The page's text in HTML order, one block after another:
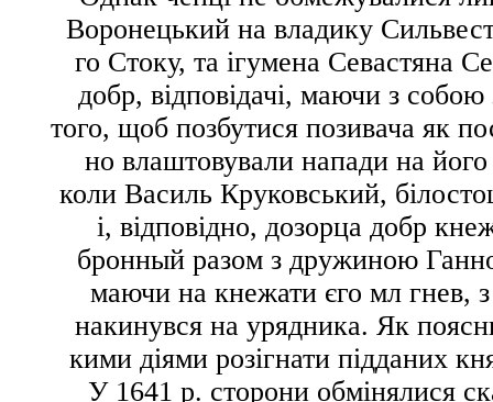
Воронецький на владику
го Стоку, та ігумена Севастяна
добр, відповідачі, маючи з собою
того, щоб позбутися позивача як
но влаштовували напади на
коли Василь Круковський,
і, відповідно, дозорца добр
бронный разом з дружиною
маючи на кнежати єго мл гнев,
накинувся на урядника. Як
кими діями розігнати підданих
У 1641 р. сторони обмінялися